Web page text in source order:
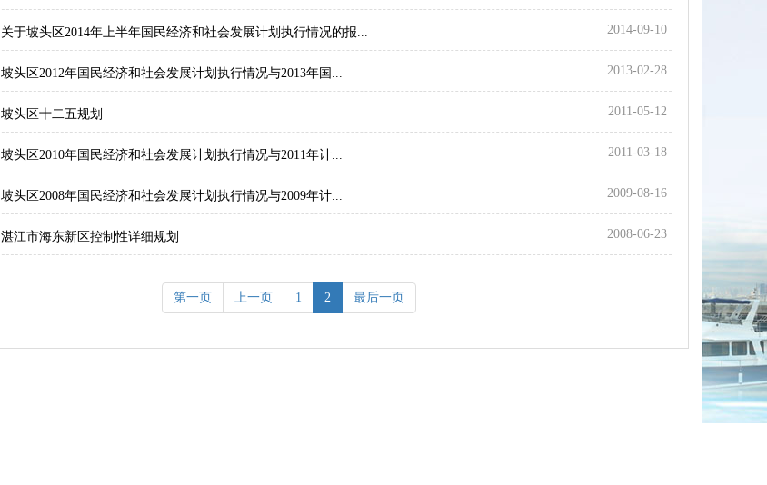
2014-09-10
关于坡头区2014年上半年国民经济和社会发展计划执行情况的报...
2013-02-28
坡头区2012年国民经济和社会发展计划执行情况与2013年国...
2011-05-12
坡头区十二五规划
2011-03-18
坡头区2010年国民经济和社会发展计划执行情况与2011年计...
2009-08-16
坡头区2008年国民经济和社会发展计划执行情况与2009年计...
2008-06-23
湛江市海东新区控制性详细规划
第一页 上一页 1 2 最后一页